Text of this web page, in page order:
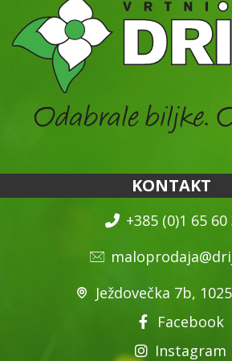
KONTAKT
+385 (0)1 65 60
Ježdovečka 7b,
Facebook
Instagram